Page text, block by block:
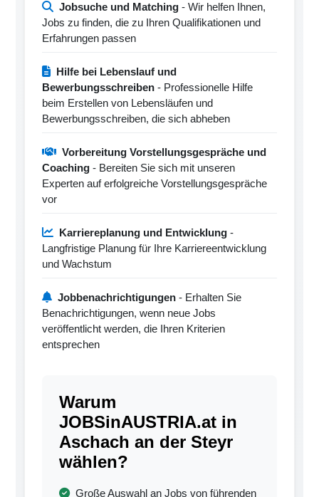
Jobsuche und Matching - Wir helfen Ihnen,
Jobs zu finden, die zu Ihren Qualifikationen und
Erfahrungen passen
Hilfe bei Lebenslauf und
Bewerbungsschreiben - Professionelle Hilfe
beim Erstellen von Lebensläufen und
Bewerbungsschreiben, die sich abheben
Vorbereitung Vorstellungsgespräche und
Coaching - Bereiten Sie sich mit unseren
Experten auf erfolgreiche Vorstellungsgespräche
vor
Karriereplanung und Entwicklung -
Langfristige Planung für Ihre Karriereentwicklung
und Wachstum
Jobbenachrichtigungen - Erhalten Sie
Benachrichtigungen, wenn neue Jobs
veröffentlicht werden, die Ihren Kriterien
entsprechen
Warum
JOBSinAUSTRIA.at in
Aschach an der Steyr
wählen?
Große Auswahl an Jobs von führenden